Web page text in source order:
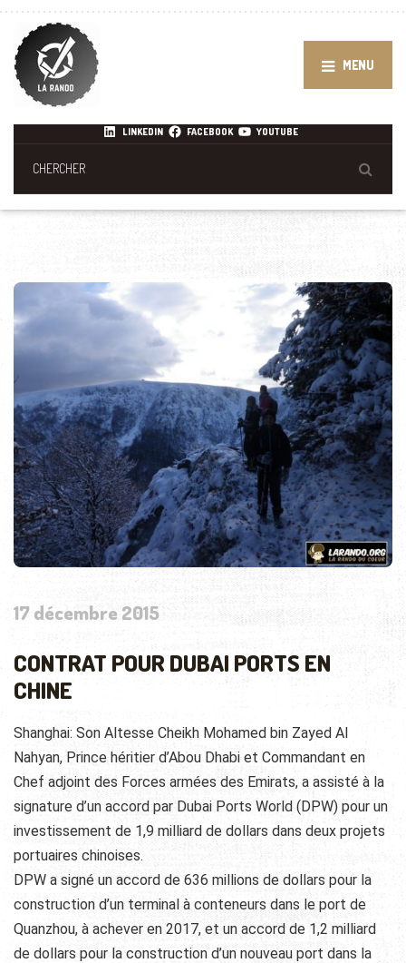
MENU
LINKEDIN FACEBOOK YOUTUBE
17 décembre 2015
CONTRAT POUR DUBAI PORTS EN
CHINE
Shanghai: Son Altesse Cheikh Mohamed bin Zayed Al
Nahyan, Prince héritier d’Abou Dhabi et Commandant en
Chef adjoint des Forces armées des Emirats, a assisté à la
signature d’un accord par Dubai Ports World (DPW) pour un
investissement de 1,9 milliard de dollars dans deux projets
portuaires chinoises.
DPW a signé un accord de 636 millions de dollars pour la
construction d’un terminal à conteneurs dans le port de
Quanzhou, à achever en 2017, et un accord de 1,2 milliard
de dollars pour la construction d’un nouveau port dans la